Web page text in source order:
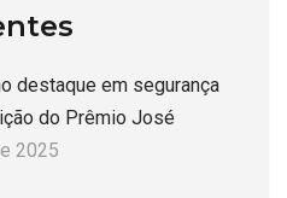
destaque em segurança
do Prêmio José
2025